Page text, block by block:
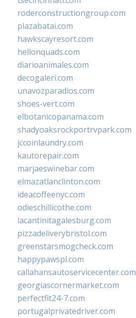
roderconstructiongroup.com
plazabatai.com
hawkscayresort.com
hellonquads.com
diarioanimales.com
decogaleri.com
unavozparadios.com
shoes-vert.com
elbotanicopanama.com
shadyoaksrockportrvpark.com
jccoinlaundry.com
kautorepair.com
marjaeswinebar.com
elmazatlanclinton.com
ideacoffeenyc.com
odieschillicothe.com
lacantinitagalesburg.com
pizzadeliverybristol.com
greenstarsmogcheck.com
happypawspl.com
callahansautoservicecenter.com
georgiascornermarket.com
perfectfit24-7.com
portugalprivatedriver.com